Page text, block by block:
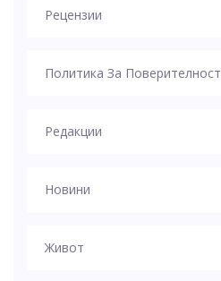
Рецензии
Политика За Поверителност
Редакции
Новини
Живот